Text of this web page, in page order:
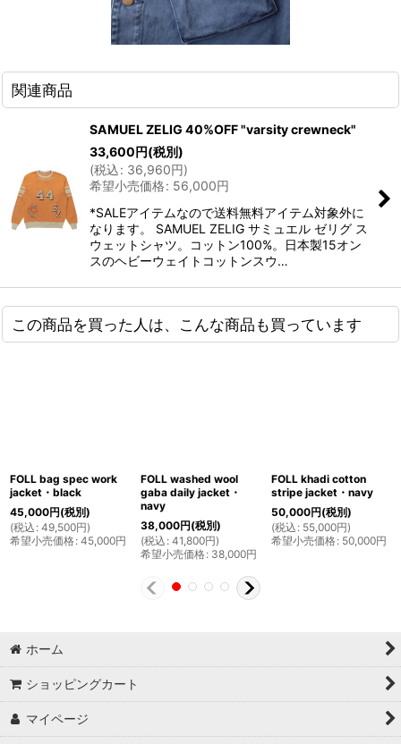
関連商品
SAMUEL ZELIG 40%OFF "varsity crewneck"
33,600円(税別)
(税込: 36,960円)
希望小売価格: 56,000円
*SALEアイテムなので送料無料アイテム対象外に
なります。 SAMUEL ZELIG サミュエル ゼリグ ス
ウェットシャツ。コットン100%。日本製15オン
スのヘビーウェイトコットンスウ…
この商品を買った人は、こんな商品も買っています
FOLL bag spec work
jacket・black
45,000円(税別)
(税込 : 49,500円)
希望小売価格: 45,000円
FOLL washed wool
gaba daily jacket・
navy
38,000円(税別)
(税込 : 41,800円)
希望小売価格: 38,000円
FOLL khadi cotton
stripe jacket・navy
50,000円(税別)
(税込 : 55,000円)
希望小売価格: 50,000円
ホーム
ショッピングカート
マイページ